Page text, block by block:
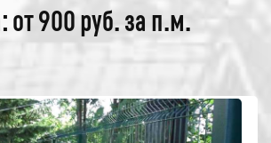
от 900 руб. за п.м.